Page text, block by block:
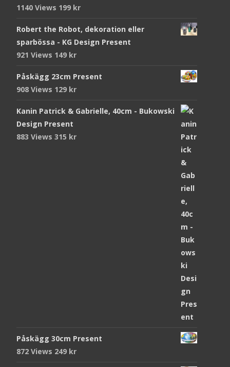
1140 Views 199 kr
Robert the Robot, dekoration eller
sparbössa - KG Design Present
921 Views 149 kr
Påskägg 23cm Present
908 Views 129 kr
Kanin Patrick & Gabrielle, 40cm - Bukowski
Design Present
883 Views 315 kr
Påskägg 30cm Present
872 Views 249 kr